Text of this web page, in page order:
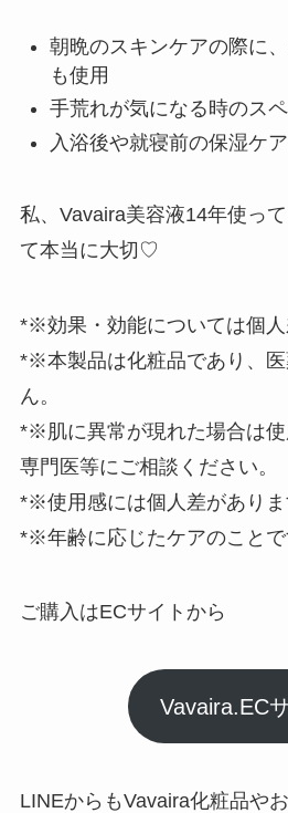
朝晩のスキンケアの際に
も使用
手荒れが気になる時のス
入浴後や就寝前の保湿ケ
私、Vavaira美容液14年使っ
て本当に大切♡
*※効果・効能については個人
*※本製品は化粧品であり、
ん。
*※肌に異常が現れた場合は
専門医等にご相談ください。
*※使用感には個人差がありま
*※年齢に応じたケアのことで
ご購入はECサイトから
Vavaira.EC
LINEからもVavaira化粧品や